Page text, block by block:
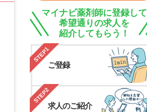
マイナビ薬剤師に登録して
希望通りの求人を
紹介してもらう！
STEP1
ご登録
STEP2
求人のご紹介